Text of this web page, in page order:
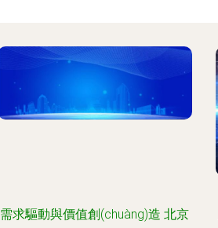
需求驅動與價值創(chuàng)造 北京